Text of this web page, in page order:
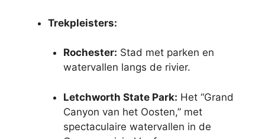
Trekpleisters:
Rochester: Stad met parken en
watervallen langs de rivier.
Letchworth State Park: Het “Grand
Canyon van het Oosten,” met
spectaculaire watervallen in de